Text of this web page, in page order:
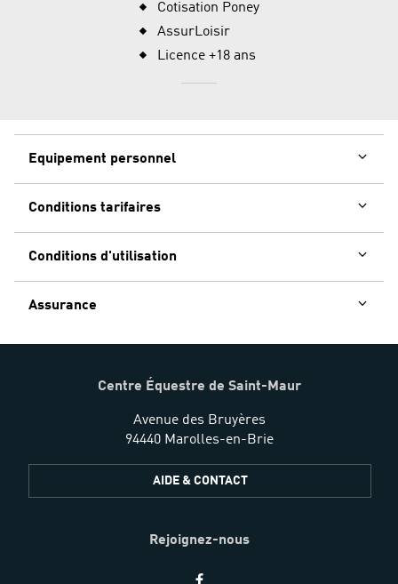
Cotisation Poney
AssurLoisir
Licence +18 ans
Equipement personnel
Conditions tarifaires
Conditions d'utilisation
Assurance
Centre Équestre de Saint-Maur
Avenue des Bruyères
94440 Marolles-en-Brie
AIDE & CONTACT
Rejoignez-nous